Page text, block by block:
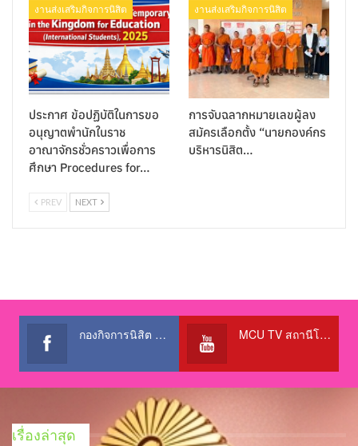
งานส่งเสริมกิจการนิสิต
ประกาศ ข้อปฏิบัติในการขอ
อนุญาตพำนักในราช
อาณาจักรชั่วคราวเพื่อการ
ศึกษา Procedures for…
งานส่งเสริมกิจการนิสิต
การจับฉลากหมายเลขผู้ลง
สมัครเลือกตั้ง “นายกองค์กร
บริหารนิสิต…
PREV NEXT
กองกิจการนิสิต สำนักงานอธิการบดี MCU TV สถานีโทรทัศน์เพื่อการศึกษา @OfficialTBCChannel
เรื่องล่าสุด